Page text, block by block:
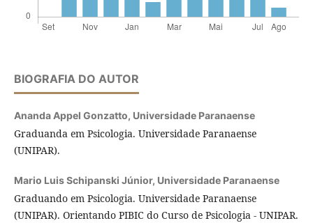
BIOGRAFIA DO AUTOR
Ananda Appel Gonzatto, Universidade Paranaense
Graduanda em Psicologia. Universidade Paranaense
(UNIPAR).
Mario Luis Schipanski Júnior, Universidade Paranaense
Graduando em Psicologia. Universidade Paranaense
(UNIPAR). Orientando PIBIC do Curso de Psicologia - UNIPAR.